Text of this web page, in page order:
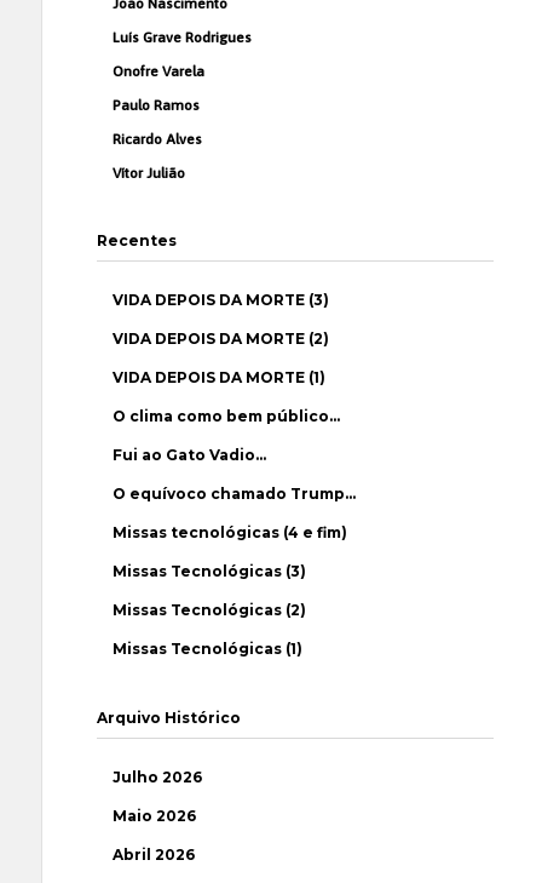
João Nascimento
Luís Grave Rodrigues
Onofre Varela
Paulo Ramos
Ricardo Alves
Vítor Julião
Recentes
VIDA DEPOIS DA MORTE (3)
VIDA DEPOIS DA MORTE (2)
VIDA DEPOIS DA MORTE (1)
O clima como bem público…
Fui ao Gato Vadio…
O equívoco chamado Trump…
Missas tecnológicas (4 e fim)
Missas Tecnológicas (3)
Missas Tecnológicas (2)
Missas Tecnológicas (1)
Arquivo Histórico
Julho 2026
Maio 2026
Abril 2026